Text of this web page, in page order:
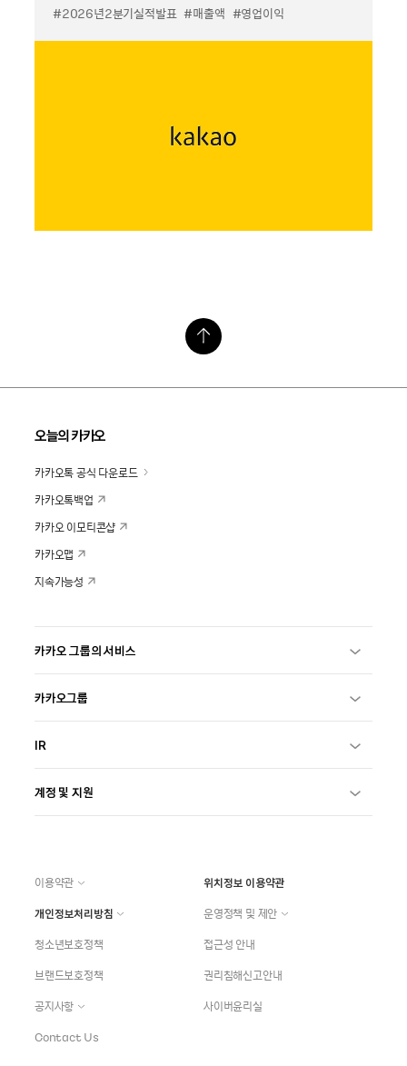
#2026년2분기실적발표 #매출액 #영업이익
오늘의 카카오
카카오톡 공식 다운로드
카카오톡백업
카카오 이모티콘샵
카카오맵
지속가능성
카카오 그룹의 서비스
카카오그룹
IR
계정 및 지원
이용약관
위치정보 이용약관
개인정보처리방침
운영정책 및 제안
청소년보호정책
접근성 안내
브랜드보호정책
권리침해신고안내
공지사항
사이버윤리실
Contact Us